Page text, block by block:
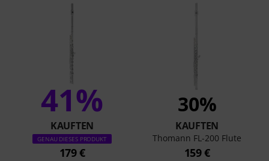
41%
KAUFTEN
GENAU DIESES PRODUKT
179 €
30%
KAUFTEN
Thomann FL-200 Flute
159 €